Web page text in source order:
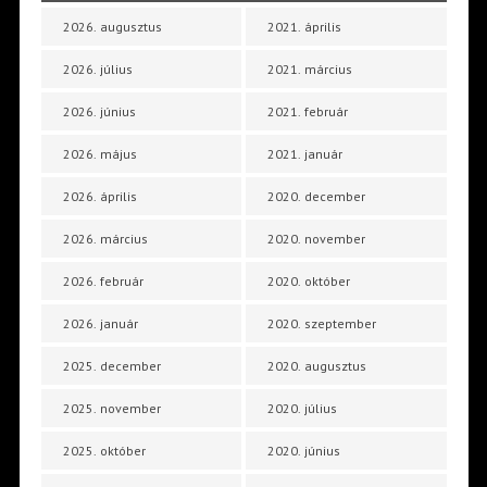
2026. augusztus
2026. július
2026. június
2026. május
2026. április
2026. március
2026. február
2026. január
2025. december
2025. november
2025. október
2021. április
2021. március
2021. február
2021. január
2020. december
2020. november
2020. október
2020. szeptember
2020. augusztus
2020. július
2020. június